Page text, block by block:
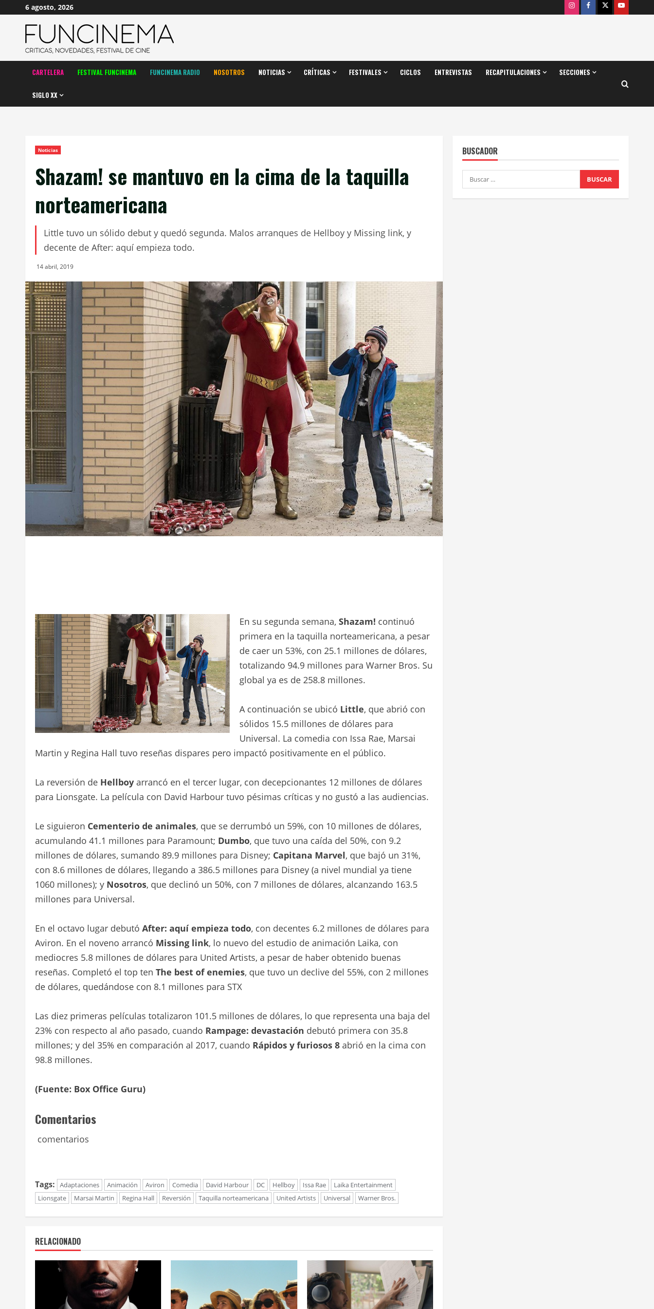
contenido
6 agosto, 2026 InstagramFacebook
X Youtube
CARTELERA FESTIVAL FUNCINEMA FUNCINEMA RADIO NOSOTROS NOTICIAS CRÍTICAS FESTIVALES CICLOS ENTREVISTAS RECAPITULACIONES SECCIONES
SIGLO XX
Noticias
Shazam! se mantuvo en la cima de la taquilla
norteamericana
Little tuvo un sólido debut y quedó segunda. Malos arranques de Hellboy y Missing link, y
decente de After: aquí empieza todo.
14 abril, 2019
En su segunda semana, Shazam! continuó
primera en la taquilla norteamericana, a pesar
de caer un 53%, con 25.1 millones de dólares,
totalizando 94.9 millones para Warner Bros. Su
global ya es de 258.8 millones.
A continuación se ubicó Little, que abrió con
sólidos 15.5 millones de dólares para
Universal. La comedia con Issa Rae, Marsai
Martin y Regina Hall tuvo reseñas dispares pero impactó positivamente en el público.
La reversión de Hellboy arrancó en el tercer lugar, con decepcionantes 12 millones de dólares
para Lionsgate. La película con David Harbour tuvo pésimas críticas y no gustó a las audiencias.
Le siguieron Cementerio de animales, que se derrumbó un 59%, con 10 millones de dólares,
acumulando 41.1 millones para Paramount; Dumbo, que tuvo una caída del 50%, con 9.2
millones de dólares, sumando 89.9 millones para Disney; Capitana Marvel, que bajó un 31%,
con 8.6 millones de dólares, llegando a 386.5 millones para Disney (a nivel mundial ya tiene
1060 millones); y Nosotros, que declinó un 50%, con 7 millones de dólares, alcanzando 163.5
millones para Universal.
En el octavo lugar debutó After: aquí empieza todo, con decentes 6.2 millones de dólares para
Aviron. En el noveno arrancó Missing link, lo nuevo del estudio de animación Laika, con
mediocres 5.8 millones de dólares para United Artists, a pesar de haber obtenido buenas
reseñas. Completó el top ten The best of enemies, que tuvo un declive del 55%, con 2 millones
de dólares, quedándose con 8.1 millones para STX
Las diez primeras películas totalizaron 101.5 millones de dólares, lo que representa una baja del
23% con respecto al año pasado, cuando Rampage: devastación debutó primera con 35.8
millones; y del 35% en comparación al 2017, cuando Rápidos y furiosos 8 abrió en la cima con
98.8 millones.
(Fuente: Box Office Guru)
Comentarios
comentarios
Tags: Adaptaciones Animación Aviron Comedia David Harbour DC Hellboy Issa Rae
Laika Entertainment
Lionsgate
Marsai Martin Regina Hall Reversión Taquilla norteamericana United Artists Universal Warner Bros.
RELACIONADO
BUSCADOR
Buscar: